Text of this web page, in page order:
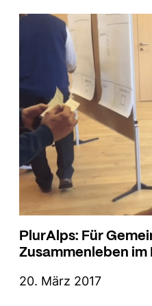
PlurAlps: Für
Zusammenleben
20. März 2017